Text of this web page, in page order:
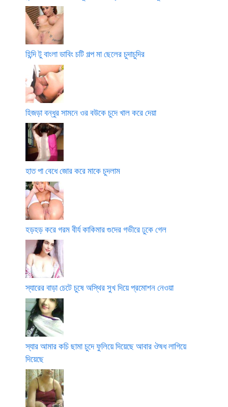
হিন্দি টু বাংলা ডাবিং চটি গল্প মা ছেলের চুদাচুদির
হিজড়া বন্ধুর সামনে ওর বউকে চুদে খাল করে দেয়া
হাত পা বেধে জোর করে মাকে চুদলাম
হড়হড় করে গরম বীর্য কাকিমার গুদের গভীরে ঢুকে গেল
স্যারের বাড়া চেটে চুষে অস্থির সুখ দিয়ে প্রমোশন নেওয়া
স্যার আমার কচি ছামা চুদে ফুলিয়ে দিয়েছে আবার ঔষধ লাগিয়ে
দিয়েছে